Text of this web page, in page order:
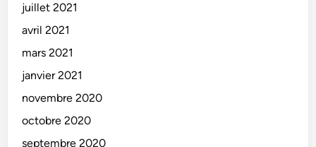
juillet 2021
avril 2021
mars 2021
janvier 2021
novembre 2020
octobre 2020
septembre 2020